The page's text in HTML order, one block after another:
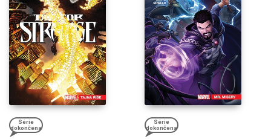
Série
dokončena
Série
dokončena